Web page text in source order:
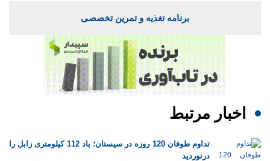
برنامه تغذیه و تمرین تخصصی
اخبار مرتبط
تداوم طوفان 120 روزه در سیستان؛ باد 112 کیلومتری ‌زابل را
درنوردید